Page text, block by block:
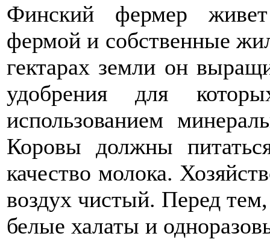
Финский фермер
фермой и собственные
гектарах земли он
удобрения для
использованием
Коровы должны
качество молока.
воздух чистый. Перед
белые халаты и